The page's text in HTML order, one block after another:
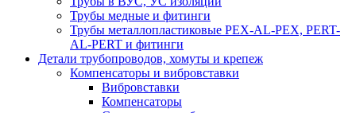
Трубы медные и фитинги
Трубы металлопластиковые PEX-AL-PEX, PERT-
AL-PERT и фитинги
Детали трубопроводов, хомуты и крепеж
Компенсаторы и вибровставки
Вибровставки
Компенсаторы